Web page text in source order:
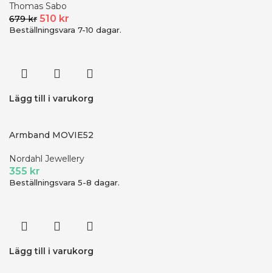
Thomas Sabo
679kr 510 kr
Beställningsvara 7-10 dagar.
Lägg till i varukorg
Armband MOVIE52
Nordahl Jewellery
355 kr
Beställningsvara 5-8 dagar.
Lägg till i varukorg